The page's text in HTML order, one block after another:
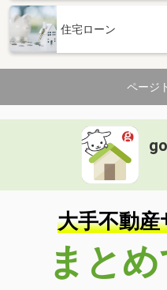
住宅ローン
ページ
大手不動産
まとめ